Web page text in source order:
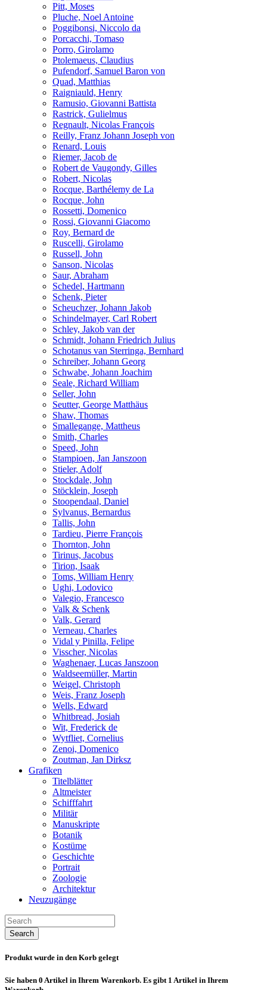
Pitt, Moses
Pluche, Noel Antoine
Poggibonsi, Niccolo da
Porcacchi, Tomaso
Porro, Girolamo
Ptolemaeus, Claudius
Pufendorf, Samuel Baron von
Quad, Matthias
Raigniauld, Henry
Ramusio, Giovanni Battista
Rastrick, Gulielmus
Regnault, Nicolas François
Reilly, Franz Johann Joseph von
Renard, Louis
Riemer, Jacob de
Robert de Vaugondy, Gilles
Robert, Nicolas
Rocque, Barthélemy de La
Rocque, John
Rossetti, Domenico
Rossi, Giovanni Giacomo
Roy, Bernard de
Ruscelli, Girolamo
Russell, John
Sanson, Nicolas
Saur, Abraham
Schedel, Hartmann
Schenk, Pieter
Scheuchzer, Johann Jakob
Schindelmayer, Carl Robert
Schley, Jakob van der
Schmidt, Johann Friedrich Julius
Schotanus van Sterringa, Bernhard
Schreiber, Johann Georg
Schwabe, Johann Joachim
Seale, Richard William
Seller, John
Seutter, George Matthäus
Shaw, Thomas
Smallegange, Mattheus
Smith, Charles
Speed, John
Stampioen, Jan Janszoon
Stieler, Adolf
Stockdale, John
Stöcklein, Joseph
Stoopendaal, Daniel
Sylvanus, Bernardus
Tallis, John
Tardieu, Pierre François
Thornton, John
Tirinus, Jacobus
Tirion, Isaak
Toms, William Henry
Ughi, Lodovico
Valegio, Francesco
Valk & Schenk
Valk, Gerard
Verneau, Charles
Vidal y Pinilla, Felipe
Visscher, Nicolas
Waghenaer, Lucas Janszoon
Waldseemüller, Martin
Weigel, Christoph
Weis, Franz Joseph
Wells, Edward
Whitbread, Josiah
Wit, Frederick de
Wytfliet, Cornelius
Zenoi, Domenico
Zoutman, Jan Dirksz
Grafiken
Titelblätter
Altmeister
Schifffahrt
Militär
Manuskripte
Botanik
Kostüme
Geschichte
Portrait
Zoologie
Architektur
Neuzugänge
Search
Produkt wurde in den Korb gelegt
Sie haben 0 Artikel in Ihrem Warenkorb. Es gibt 1 Artikel in Ihrem